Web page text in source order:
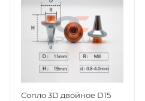
Сопло 3D двойное D15